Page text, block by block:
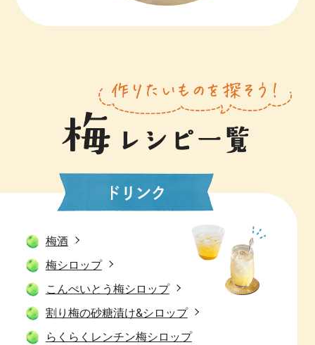
梅酒
梅シロップ
こんぺいとう梅シロップ
割り梅の砂糖漬け&シロップ
らくらくレンチン梅シロップ